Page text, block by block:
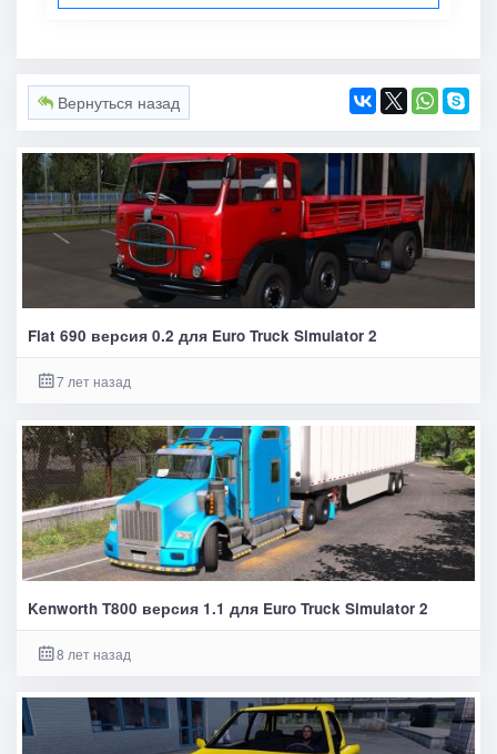
Вернуться назад
Fiat 690 версия 0.2 для Euro Truck Simulator 2
7 лет назад
Kenworth T800 версия 1.1 для Euro Truck Simulator 2
8 лет назад